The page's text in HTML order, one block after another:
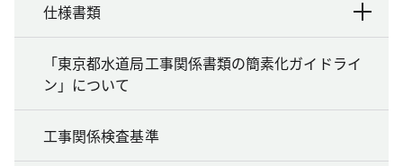
仕様書類
「東京都水道局工事関係書類の簡素化ガイドライ
ン」について
工事関係検査基準